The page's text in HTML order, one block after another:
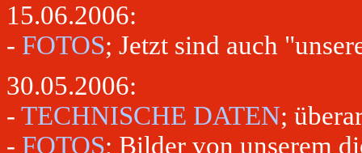
15.06.2006:
- FOTOS; Jetzt sind auch
30.05.2006:
- TECHNISCHE DATEN;
- FOTOS; Bilder von unserem